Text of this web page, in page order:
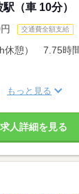
（車 10分）
交通費全額支給
休憩） 7.75時
もっと見る
求人詳細を見る